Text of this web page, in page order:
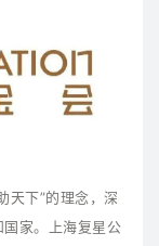
天下”的理念，深
家。上海复星公